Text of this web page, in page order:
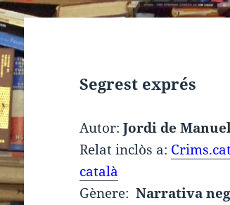
Segrest exprés
Autor:Jordi de
Relat inclòs a:
català
Gènere:Narrativa